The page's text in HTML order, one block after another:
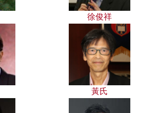
徐俊祥
黃氏